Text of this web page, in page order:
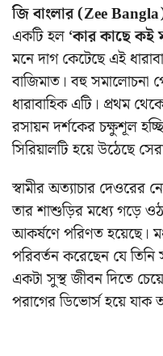
জি বাংলার (Zee
একটি হল‘কার কাছে কই
মনে দাগ কেটেছে এই
বাজিমাত। বহু সমালোচনা
ধারাবাহিক এটি। প্রথম
রসায়ন দর্শকের চক্ষুশূল
সিরিয়ালটি হয়ে উঠেছে
স্বামীর অত্যাচার দেওরের
তার শাশুড়ির মধ্যে গড়ে
আকর্ষণে পরিণত হয়েছে।
পরিবর্তন করেছেন যে
একটা সুস্থ জীবন দিতে
পরাগের ডিভোর্স হয়ে